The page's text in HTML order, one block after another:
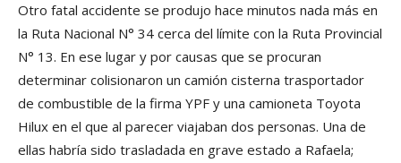
Otro fatal accidente se produjo hace minutos nada más en
la Ruta Nacional N° 34 cerca del límite con la Ruta Provincial
N° 13. En ese lugar y por causas que se procuran
determinar colisionaron un camión cisterna trasportador
de combustible de la firma YPF y una camioneta Toyota
Hilux en el que al parecer viajaban dos personas. Una de
ellas habría sido trasladada en grave estado a Rafaela;